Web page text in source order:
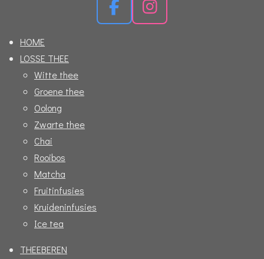
F
a
I
n
HOME
LOSSE THEE
Witte thee
Groene thee
Oolong
Zwarte thee
Chai
Rooibos
Matcha
Fruitinfusies
Kruideninfusies
Ice tea
THEEBEREN